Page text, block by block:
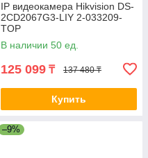
IP видеокамера Hikvision DS-
2CD2067G3-LIY 2-033209-
TOP
В наличии 50 ед.
125 099 ₸ 137 480 ₸
Купить
–9%